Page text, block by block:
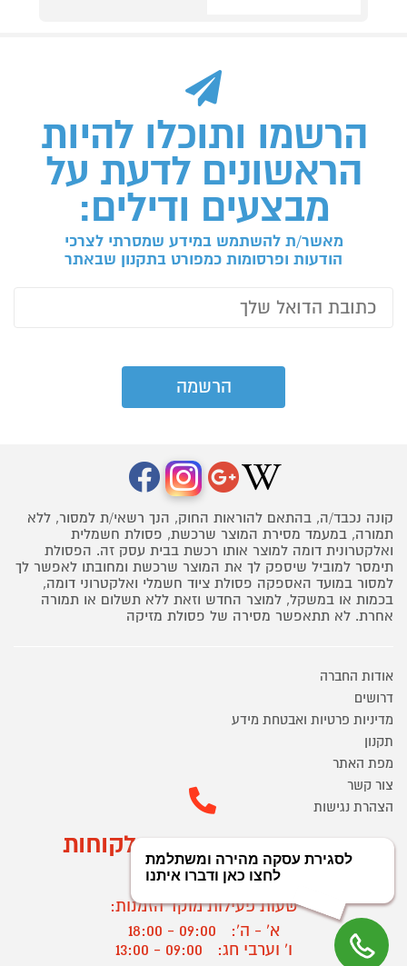
הרשמו ותוכלו להיות
הראשונים לדעת על
מבצעים ודילים:
מאשר/ת להשתמש במידע שמסרתי לצרכי
הודעות ופרסומות כמפורט בתקנון שבאתר
קונה נכבד/ה, בהתאם להוראות החוק, הנך רשאי/ת למסור, ללא
תמורה, במעמד מסירת המוצר שרכשת, פסולת חשמלית
ואלקטרונית דומה למוצר אותו רכשת בבית עסק זה. הפסולת
תימסר למוביל שיספק לך את המוצר שרכשת ומחובתו לאפשר לך
למסור במועד האספקה פסולת ציוד חשמלי ואלקטרוני דומה,
בכמות או במשקל, למוצר החדש וזאת ללא תשלום או תמורה
אחרת. לא תתאפשר מסירה של פסולת מזיקה
אודות החברה
דרושים
מדיניות פרטיות ואבטחת מידע
תקנון
מפת האתר
צור קשר
הצהרת נגישות
מוקד הזמנות ושירות לקוחות
03-9545370
שעות פעילות מוקד הזמנות:
א' - ה':
09:00 - 18:00
ו' וערבי חג:
09:00 - 13:00